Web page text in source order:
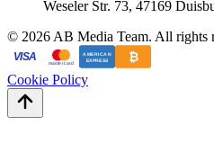
Weseler Str. 73, 47169
© 2026 AB Media Team. All rights
VISA
mastercard
AMERICAN
EXPRESS ₿
Cookie Policy